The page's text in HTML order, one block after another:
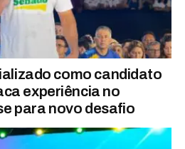
como candidato
experiência no
para novo desafio